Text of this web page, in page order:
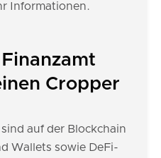
Informationen.
Cropper
auf der Blockchain
Wallets sowie DeFi-